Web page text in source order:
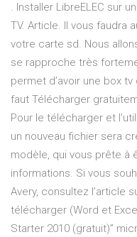
. Installer LibreELEC sur
TV. Article. Il vous faudra
votre carte sd. Nous
se rapproche très
permet d’avoir une box
faut Télécharger
Pour le télécharger et
un nouveau fichier sera
modèle, qui vous prête à
informations. Si vous
Avery, consultez l’article
télécharger (Word et
Starter 2010 (gratuit)”